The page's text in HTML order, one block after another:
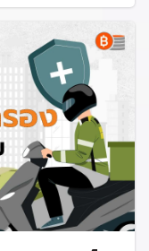
ยต่อประเทศเพื่อน